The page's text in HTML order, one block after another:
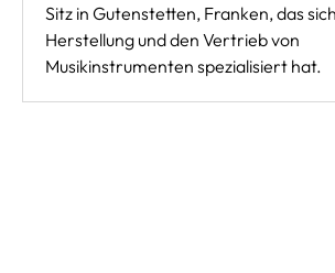
Sitz in Gutenstetten, Franken, das
Herstellung und den Vertrieb von
Musikinstrumenten spezialisiert hat.